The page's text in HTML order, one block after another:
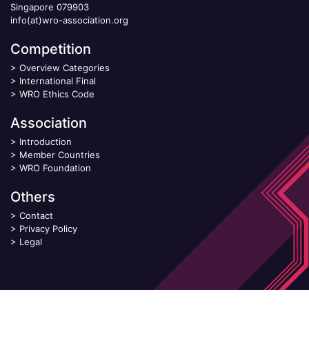
Singapore 079903
info(at)wro-association.org
Competition
> Overview Categories
> International Final
> WRO Ethics Code
Association
> Introduction
> Member Countries
> WRO Foundation
Others
> Contact
> Privacy Policy
> Legal